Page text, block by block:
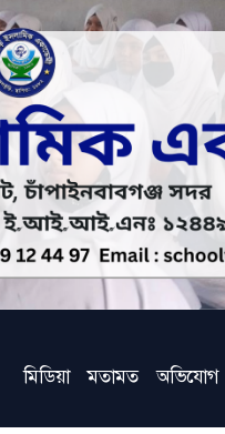
মিডিয়া মতামত অভিযোগ